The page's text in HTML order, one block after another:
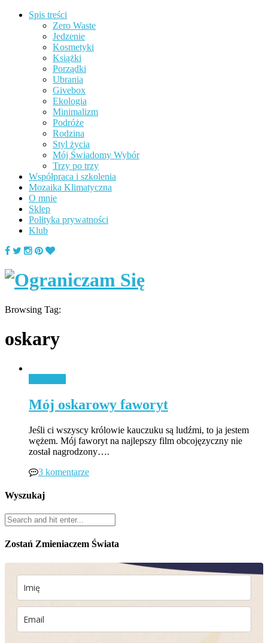
Spis treści
Zero Waste
Jedzenie
Kosmetyki
Książki
Porządki
Ubrania
Givebox
Ekologia
Minimalizm
Podróże
Rodzina
Styl życia
Mój Świadomy Wybór
Trzy po trzy
Współpraca i szkolenia
Mozaika Klimatyczna
O mnie
Sklep
Polityka prywatności
Klub
Browsing Tag:
oskary
Mój oskarowy faworyt
Jeśli ci wszyscy królowie kauczuku są ludźmi, to ja jestem
wężem. Mój faworyt na najlepszy film obcojęzyczny nie
został nagrodzony….
3 komentarze
Wyszukaj
Zostań Zmieniaczem Świata